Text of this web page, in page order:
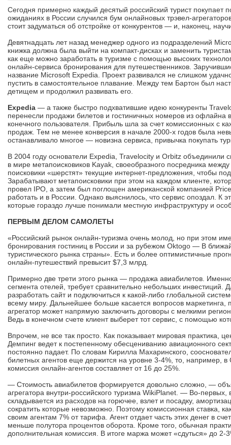
Сегодня примерно каждый десятый российский турист покупает
ожиданиях в России случился бум онлайновых трэвел-
стоит задуматься об отстройке от конкурентов — и, наконец,
Девятнадцать лет назад менеджер одного из подразделений
книжка должна была выйти на компакт-дисках и заменить
как еще можно заработать в туризме с помощью высоких
онлайн-сервиса бронирования для путешественников.
название Microsoft Expedia. Проект развивался не слишком
пустить в самостоятельное плавание. Между тем Бартон был
детищем и продолжил развивать его.
Expedia — а также быстро подхватившие идею конкуренты
перенесли продажи билетов и гостиничных номеров из
конечного пользователя. Прибыль шла за счет комиссионных с
продаж. Тем не менее конверсия в начале 2000-х годов была
останавливало многое — новизна сервиса, привычка покупать
В 2004 году основатели Expedia, Travelocity и Orbitz
в мире метапоисковиков Kayak, своеобразного посредника
поисковики «шерстят» текущие интернет-предложения, чтобы
Зарабатывают метапоисковики при этом на каждом клиенте,
провел IPO, а затем был поглощен американской компанией
работать и в России. Однако выяснилось, что сервис опоздал. К
которые гораздо лучше понимали местную инфраструктуру и
ПЕРВЫМ ДЕЛОМ САМОЛЕТЫ
«Российский рынок онлайн-туризма очень молод, но при этом
бронирования гостиниц в России и за рубежом Oktogo — В
туристического рынка страны». Есть и более оптимистичные
онлайн-путешествий превысит $7,3 млрд.
Примерно две трети этого рынка — продажа авиабилетов.
сегмента отелей, требует сравнительно небольших инвестиций.
разработать сайт и подключиться к какой-либо глобальной
всему миру. Дальнейшее больше касается вопросов
агрегатор может напрямую заключить договоры с мелкими
Ведь в конечном счете клиент выберет тот сервис, с помощью
Впрочем, не все так просто. Как показывает мировая практика,
Демпинг ведет к постепенному обесцениванию авиационного
постоянно падает. По словам Кирилла Махаринского,
билетных агентов еще держится на уровне 3-4%, то, например,
комиссия онлайн-агентов составляет от 16 до 25%.
— Стоимость авиабилетов формируется довольно сложно, —
агрегатора внутри-российского туризма WikiPlanet. — Во-
складывается из расходов на горючее, взлет и посадку,
сократить которые невозможно. Поэтому комиссионная ставка,
своим агентам 7% от тарифа. Агент отдает часть этих денег в
меньше полутора процентов оборота. Кроме того, обычная
дополнительная комиссия. В итоге маржа может «сдуться» до 2-